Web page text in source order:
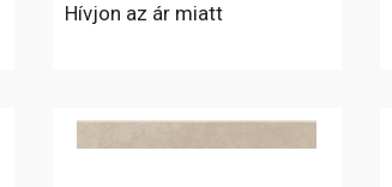
Hívjon az ár miatt